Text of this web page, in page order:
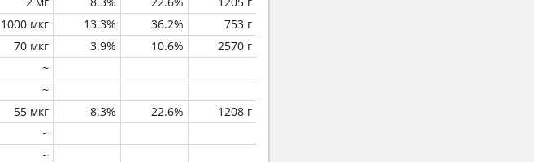
1000 мкг 13.3% 36.2%
753 г
70 мкг 3.9% 10.6%
2570 г
~
~
55 мкг 8.3% 22.6%
1208 г
~
~